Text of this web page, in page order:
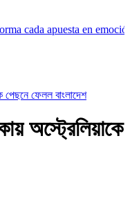
apuesta en emoción pura
পেছনে ফেলল বাংলাদেশ
অস্ট্রেলিয়াকে